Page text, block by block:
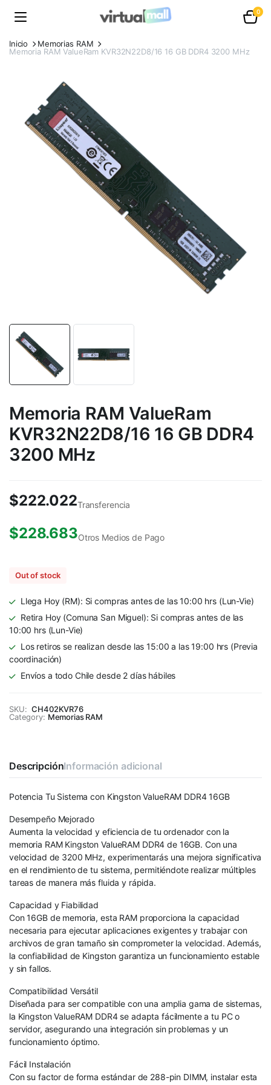
0
Inicio
Memorias RAM
Memoria RAM ValueRam KVR32N22D8/16 16 GB DDR4 3200 MHz
Memoria RAM ValueRam
KVR32N22D8/16 16 GB DDR4
3200 MHz
$222.022Transferencia
$228.683Otros Medios de Pago
Out of stock
Llega Hoy (RM): Si compras antes de las 10:00 hrs (Lun-Vie)
Retira Hoy (Comuna San Miguel): Si compras antes de las
10:00 hrs (Lun-Vie)
Los retiros se realizan desde las 15:00 a las 19:00 hrs (Previa
coordinación)
Envíos a todo Chile desde 2 días hábiles
SKU: CH402KVR76
Category: Memorias RAM
DescripciónInformación adicional
Potencia Tu Sistema con Kingston ValueRAM DDR4 16GB
Desempeño Mejorado
Aumenta la velocidad y eficiencia de tu ordenador con la
memoria RAM Kingston ValueRAM DDR4 de 16GB. Con una
velocidad de 3200 MHz, experimentarás una mejora significativa
en el rendimiento de tu sistema, permitiéndote realizar múltiples
tareas de manera más fluida y rápida.
Capacidad y Fiabilidad
Con 16GB de memoria, esta RAM proporciona la capacidad
necesaria para ejecutar aplicaciones exigentes y trabajar con
archivos de gran tamaño sin comprometer la velocidad. Además,
la confiabilidad de Kingston garantiza un funcionamiento estable
y sin fallos.
Compatibilidad Versátil
Diseñada para ser compatible con una amplia gama de sistemas,
la Kingston ValueRAM DDR4 se adapta fácilmente a tu PC o
servidor, asegurando una integración sin problemas y un
funcionamiento óptimo.
Fácil Instalación
Con su factor de forma estándar de 288-pin DIMM, instalar esta